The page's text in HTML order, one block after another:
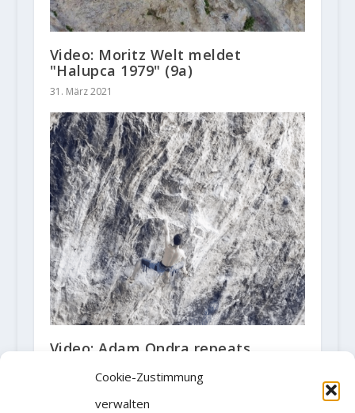
Cookie-Zustimmung
verwalten
Video: Moritz Welt meldet
"Halupca 1979" (9a)
31. März 2021
Video: Adam Ondra repeats
11. November 2021